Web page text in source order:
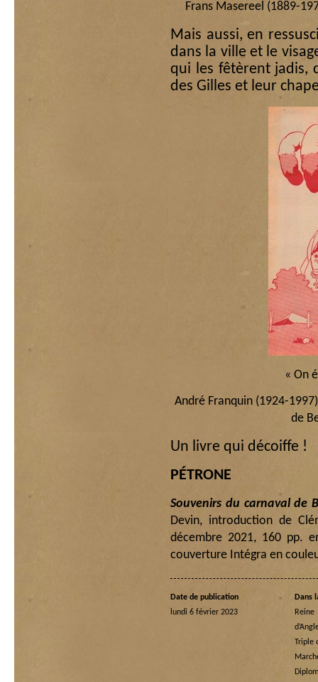
Frans Masereel (1889-
Mais aussi, en
dans la ville et le
qui les fêtèrent jadis,
des Gilles et leur
« On
André Franquin (1924-
de
Un livre qui décoiffe !
PÉTRONE
Souvenirs du carnaval de
Devin, introduction de
décembre 2021, 160 pp.
couverture Intégra en
Date de publication
lundi 6 février 2023
Dans
Triple